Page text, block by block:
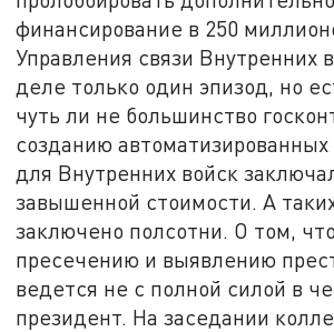
финансирование в 250
Управления связи Внутренних
деле только один эпизод, но
чуть ли не большинство
созданию автоматизированных
для Внутренних войск
завышенной стоимости. А
заключено полсотни. О том,
пресечению и выявлению
ведется не с полной силой в
президент. На заседании